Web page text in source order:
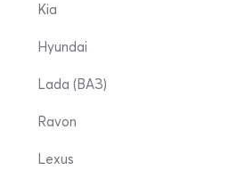
Kia
Hyundai
Lada (ВАЗ)
Ravon
Lexus